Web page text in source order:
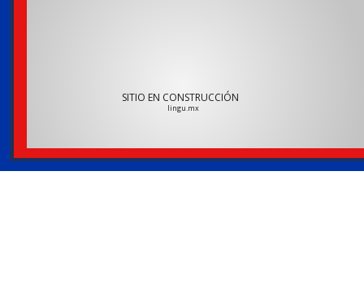
SITIO EN CONSTRUCCIÓN
lingu.mx